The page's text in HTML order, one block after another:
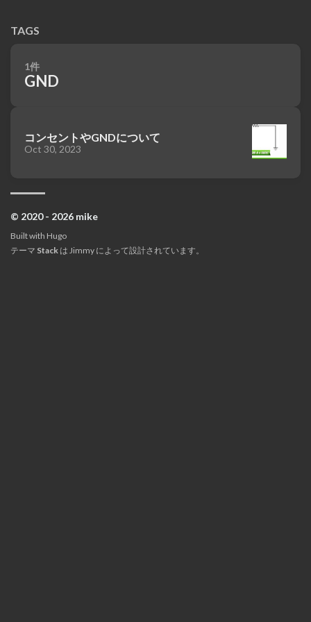
TAGS
1件
GND
コンセントやGNDについて
Oct 30, 2023
© 2020 - 2026 mike
Built with Hugo
テーマ Stack は Jimmy によって設計されています。